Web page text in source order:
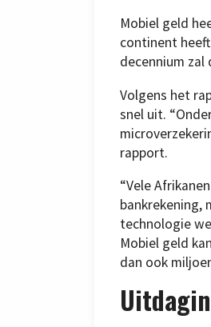
Mobiel geld
continent
decennium
Volgens het
snel uit.
rapport.
“Vele
bankrekening,
technologie
Mobiel geld
dan ook